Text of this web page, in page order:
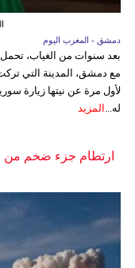
دمشق - المغرب اليوم
بعد سنوات من الغياب، تحمل
مع دمشق، المدينة التي
لأول مرة عن نيتها زيارة
له... المزيد
ارتطام جزء ضخم من